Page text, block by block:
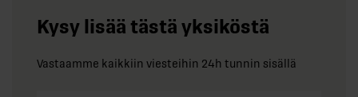
Kysy lisää tästä yksiköstä
Vastaamme kaikkiin viesteihin 24h tunnin sisällä